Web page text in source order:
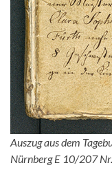
Auszug aus dem
Nürnberg E 10/207